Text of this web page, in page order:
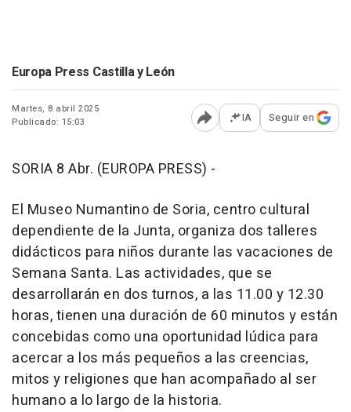
Europa Press Castilla y León
Martes, 8 abril 2025
Publicado: 15:03
Abrir opciones para
IA Seguir en
SORIA 8 Abr. (EUROPA PRESS) -
El Museo Numantino de Soria, centro cultural
dependiente de la Junta, organiza dos talleres
didácticos para niños durante las vacaciones de
Semana Santa. Las actividades, que se
desarrollarán en dos turnos, a las 11.00 y 12.30
horas, tienen una duración de 60 minutos y están
concebidas como una oportunidad lúdica para
acercar a los más pequeños a las creencias,
mitos y religiones que han acompañado al ser
humano a lo largo de la historia.